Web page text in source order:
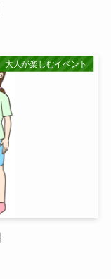
大人が楽しむイベント